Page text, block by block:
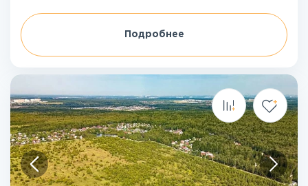
Подробнее